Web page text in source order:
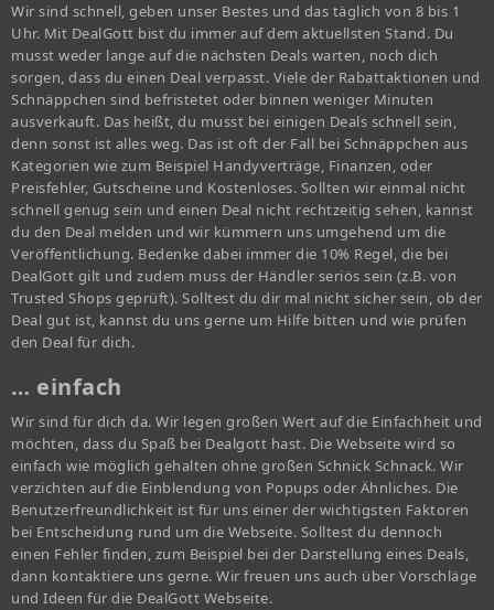
Wir sind schnell, geben unser Bestes und das täglich von 8 bis 1
Uhr. Mit DealGott bist du immer auf dem aktuellsten Stand. Du
musst weder lange auf die nächsten Deals warten, noch dich
sorgen, dass du einen Deal verpasst. Viele der Rabattaktionen und
Schnäppchen sind befristetet oder binnen weniger Minuten
ausverkauft. Das heißt, du musst bei einigen Deals schnell sein,
denn sonst ist alles weg. Das ist oft der Fall bei Schnäppchen aus
Kategorien wie zum Beispiel Handyverträge, Finanzen, oder
Preisfehler, Gutscheine und Kostenloses. Sollten wir einmal nicht
schnell genug sein und einen Deal nicht rechtzeitig sehen, kannst
du den Deal melden und wir kümmern uns umgehend um die
Veröffentlichung. Bedenke dabei immer die 10% Regel, die bei
DealGott gilt und zudem muss der Händler seriös sein (z.B. von
Trusted Shops geprüft). Solltest du dir mal nicht sicher sein, ob der
Deal gut ist, kannst du uns gerne um Hilfe bitten und wie prüfen
den Deal für dich.
… einfach
Wir sind für dich da. Wir legen großen Wert auf die Einfachheit und
möchten, dass du Spaß bei Dealgott hast. Die Webseite wird so
einfach wie möglich gehalten ohne großen Schnick Schnack. Wir
verzichten auf die Einblendung von Popups oder Ähnliches. Die
Benutzerfreundlichkeit ist für uns einer der wichtigsten Faktoren
bei Entscheidung rund um die Webseite. Solltest du dennoch
einen Fehler finden, zum Beispiel bei der Darstellung eines Deals,
dann kontaktiere uns gerne. Wir freuen uns auch über Vorschläge
und Ideen für die DealGott Webseite.